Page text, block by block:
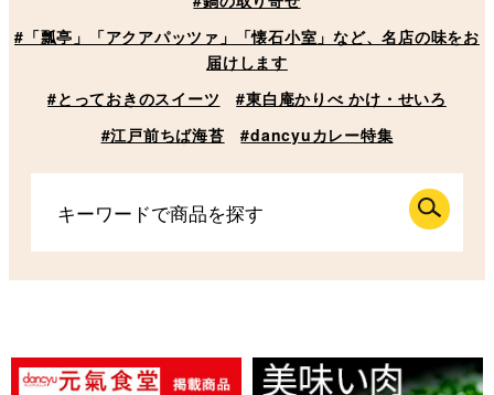
#「瓢亭」「アクアパッツァ」「懐石小室」など、名店の味をお
届けします
#とっておきのスイーツ
#東白庵かりべ かけ・せいろ
#江戸前ちば海苔
#dancyuカレー特集